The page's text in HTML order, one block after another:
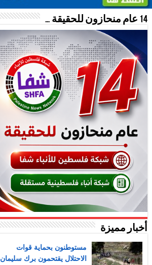
14 عام منحازون للحقيقة …
أخبار مميزة
مستوطنون بحماية قوات
الاحتلال يقتحمون برك سليمان